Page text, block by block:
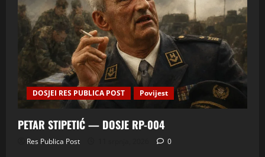
DOSJEI RES PUBLICA POST Povijest
PETAR STIPETIĆ — DOSJE RP-004
Res Publica Post 0